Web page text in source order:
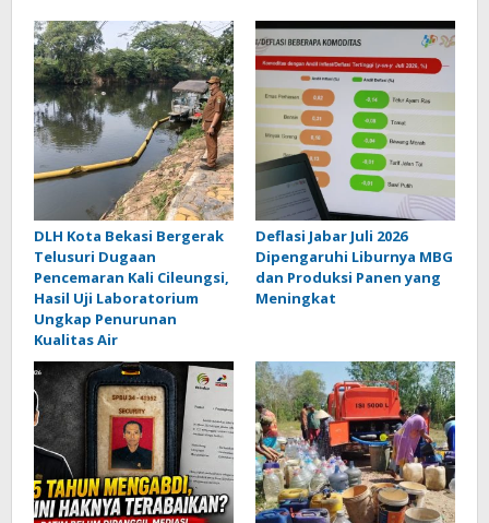
DLH Kota Bekasi Bergerak
Telusuri Dugaan
Pencemaran Kali Cileungsi,
Hasil Uji Laboratorium
Ungkap Penurunan
Kualitas Air
Deflasi Jabar Juli 2026
Dipengaruhi Liburnya MBG
dan Produksi Panen yang
Meningkat